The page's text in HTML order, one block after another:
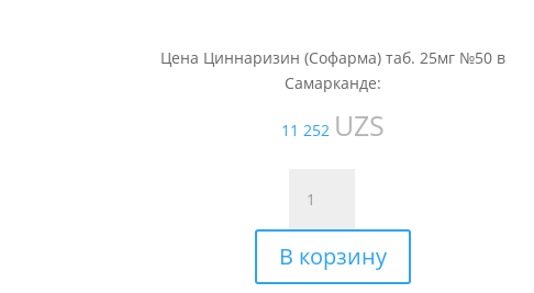
Цена Циннаризин (Софарма) таб. 25мг №50 в
Самарканде:
11 252 UZS
товара
Циннаризин
(Софарма)
таб.
В корзину